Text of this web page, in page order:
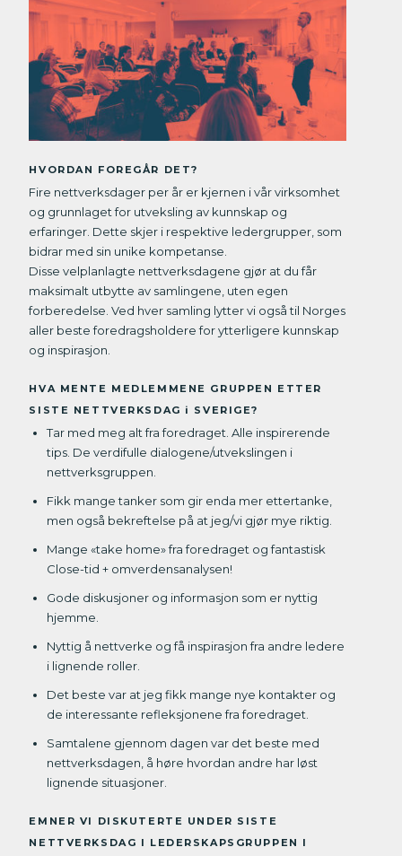
HVORDAN FOREGÅR DET?
Fire nettverksdager per år er kjernen i vår virksomhet
og grunnlaget for utveksling av kunnskap og
erfaringer. Dette skjer i respektive ledergrupper, som
bidrar med sin unike kompetanse.
Disse velplanlagte nettverksdagene gjør at du får
maksimalt utbytte av samlingene, uten egen
forberedelse. Ved hver samling lytter vi også til Norges
aller beste foredragsholdere for ytterligere kunnskap
og inspirasjon.
HVA MENTE MEDLEMMENE GRUPPEN ETTER
SISTE NETTVERKSDAG i SVERIGE?
Tar med meg alt fra foredraget. Alle inspirerende
tips. De verdifulle dialogene/utvekslingen i
nettverksgruppen.
Fikk mange tanker som gir enda mer ettertanke,
men også bekreftelse på at jeg/vi gjør mye riktig.
Mange «take home» fra foredraget og fantastisk
Close-tid + omverdensanalysen!
Gode diskusjoner og informasjon som er nyttig
hjemme.
Nyttig å nettverke og få inspirasjon fra andre ledere
i lignende roller.
Det beste var at jeg fikk mange nye kontakter og
de interessante refleksjonene fra foredraget.
Samtalene gjennom dagen var det beste med
nettverksdagen, å høre hvordan andre har løst
lignende situasjoner.
EMNER VI DISKUTERTE UNDER SISTE
NETTVERKSDAG I LEDERSKAPSGRUPPEN I